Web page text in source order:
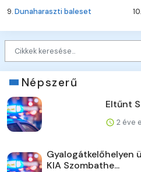
9.Dunaharaszti baleset 10.
Népszerű
Eltűnt
2 éve
KIA Szombathe...